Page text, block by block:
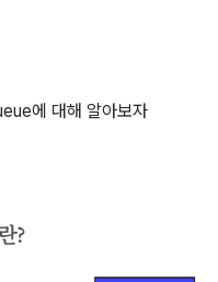
에 대해 알아보자
?